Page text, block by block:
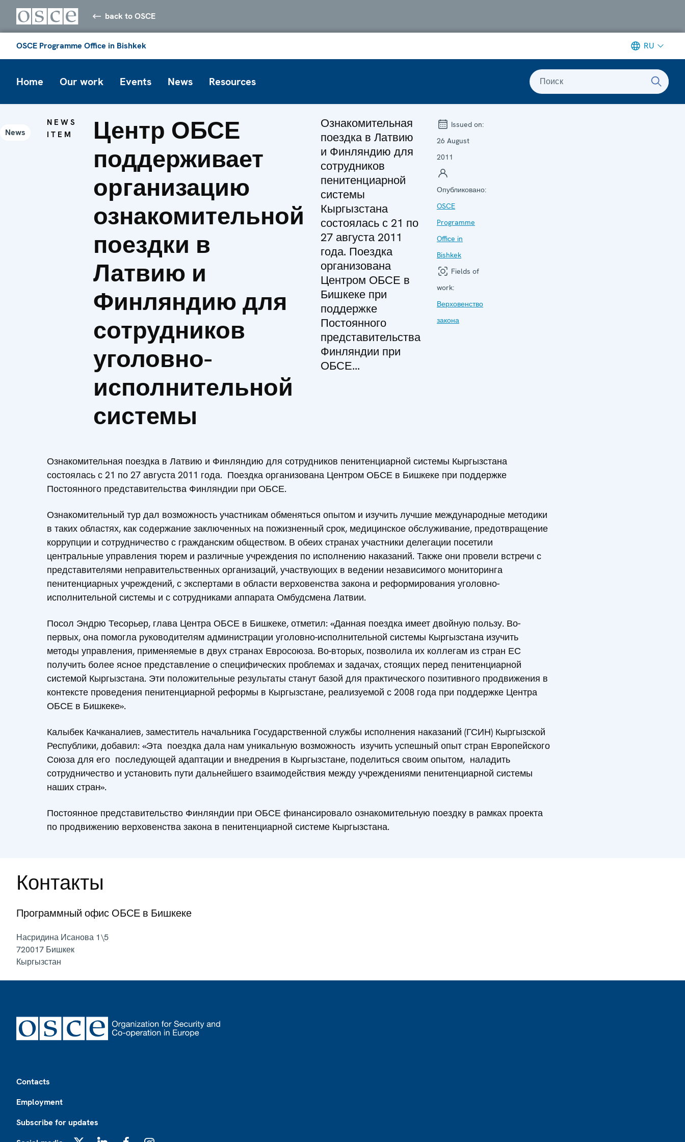
back to OSCE
OSCE Programme Office in Bishkek RU
Home Our work Events News Resources Поиск
News
NEWS
ITEM
Центр ОБСЕ
поддерживает
организацию
ознакомительной
поездки в
Латвию и
Финляндию для
сотрудников
уголовно-
исполнительной
системы
Ознакомительная
поездка в Латвию
и Финляндию для
сотрудников
пенитенциарной
системы
Кыргызстана
состоялась с 21 по
27 августа 2011
года. Поездка
организована
Центром ОБСЕ в
Бишкеке при
поддержке
Постоянного
представительства
Финляндии при
ОБСЕ...
Issued on:
26 August
2011
Опубликовано:
OSCE
Programme
Office in
Bishkek
Fields of
work:
Верховенство
закона
Ознакомительная поездка в Латвию и Финляндию для сотрудников пенитенциарной системы Кыргызстана
состоялась с 21 по 27 августа 2011 года. Поездка организована Центром ОБСЕ в Бишкеке при поддержке
Постоянного представительства Финляндии при ОБСЕ.
Ознакомительный тур дал возможность участникам обменяться опытом и изучить лучшие международные методики
в таких областях, как содержание заключенных на пожизненный срок, медицинское обслуживание, предотвращение
коррупции и сотрудничество с гражданским обществом. В обеих странах участники делегации посетили
центральные управления тюрем и различные учреждения по исполнению наказаний. Также они провели встречи с
представителями неправительственных организаций, участвующих в ведении независимого мониторинга
пенитенциарных учреждений, с экспертами в области верховенства закона и реформирования уголовно-
исполнительной системы и с сотрудниками аппарата Омбудсмена Латвии.
Посол Эндрю Тесорьер, глава Центра ОБСЕ в Бишкеке, отметил: «Данная поездка имеет двойную пользу. Во-
первых, она помогла руководителям администрации уголовно-исполнительной системы Кыргызстана изучить
методы управления, применяемые в двух странах Евросоюза. Во-вторых, позволила их коллегам из стран ЕС
получить более ясное представление о специфических проблемах и задачах, стоящих перед пенитенциарной
системой Кыргызстана. Эти положительные результаты станут базой для практического позитивного продвижения в
контексте проведения пенитенциарной реформы в Кыргызстане, реализуемой с 2008 года при поддержке Центра
ОБСЕ в Бишкеке».
Калыбек Качканалиев, заместитель начальника Государственной службы исполнения наказаний (ГСИН) Кыргызской
Республики, добавил: «Эта поездка дала нам уникальную возможность изучить успешный опыт стран Европейского
Союза для его последующей адаптации и внедрения в Кыргызстане, поделиться своим опытом, наладить
сотрудничество и установить пути дальнейшего взаимодействия между учреждениями пенитенциарной системы
наших стран».
Постоянное представительство Финляндии при ОБСЕ финансировало ознакомительную поездку в рамках проекта
по продвижению верховенства закона в пенитенциарной системе Кыргызстана.
Контакты
Программный офис ОБСЕ в Бишкеке
Насридина Исанова 1\5
720017 Бишкек
Кыргызстан
Contacts
Employment
Subscribe for updates